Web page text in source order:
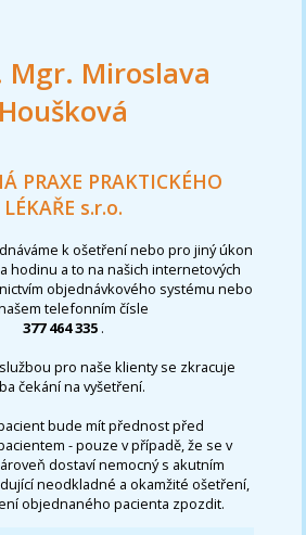
Mgr. Miroslava
Houšková
PRAXE PRAKTICKÉHO
LÉKAŘE s.r.o.
k ošetření nebo pro jiný úkon
hodinu a to na našich internetových
objednávkového systému nebo
telefonním čísle
377 464 335 .
pro naše klienty se zkracuje
čekání na vyšetření.
bude mít přednost před
- pouze v případě, že se v
dostaví nemocný s akutním
neodkladné a okamžité ošetření,
objednaného pacienta zpozdit.